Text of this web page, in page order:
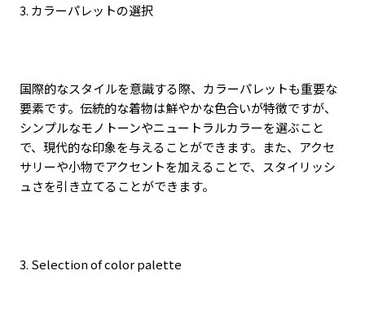
3. カラーパレットの選択
国際的なスタイルを意識する際、カラーパレットも重要な
要素です。伝統的な着物は鮮やかな色合いが特徴ですが、
シンプルなモノトーンやニュートラルカラーを選ぶこと
で、現代的な印象を与えることができます。また、アクセ
サリーや小物でアクセントを加えることで、スタイリッシ
ュさを引き立てることができます。
3. Selection of color palette